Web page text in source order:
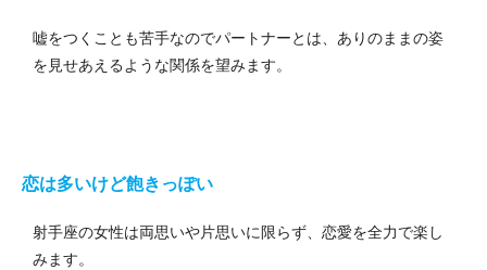
嘘をつくことも苦手なのでパートナーとは、ありのままの姿
を見せあえるような関係を望みます。
恋は多いけど飽きっぽい
射手座の女性は両思いや片思いに限らず、恋愛を全力で楽し
みます。